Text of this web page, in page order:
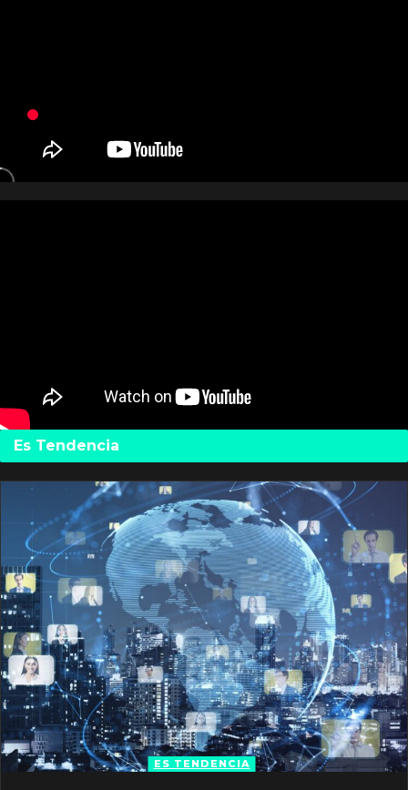
Es Tendencia
ES TENDENCIA